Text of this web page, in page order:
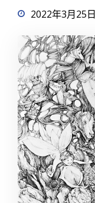
2022年3月25日